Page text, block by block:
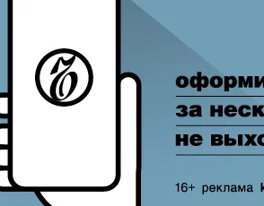
в «Ъ» www.kommersant.ru/ad